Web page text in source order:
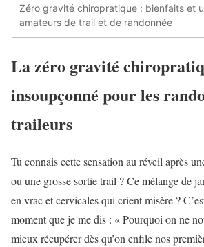
Zéro gravité chiropratique : bienfaits et
amateurs de trail et de randonnée
La zéro gravité
insoupçonné pour les
traileurs
Tu connais cette sensation au réveil après
ou une grosse sortie trail ? Ce mélange de
en vrac et cervicales qui crient misère ?
moment que je me dis : « Pourquoi on ne
mieux récupérer dès qu’on enfile nos